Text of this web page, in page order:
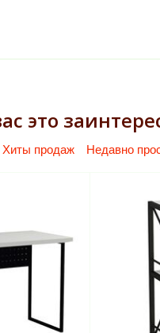
это
Хиты продаж Недавно